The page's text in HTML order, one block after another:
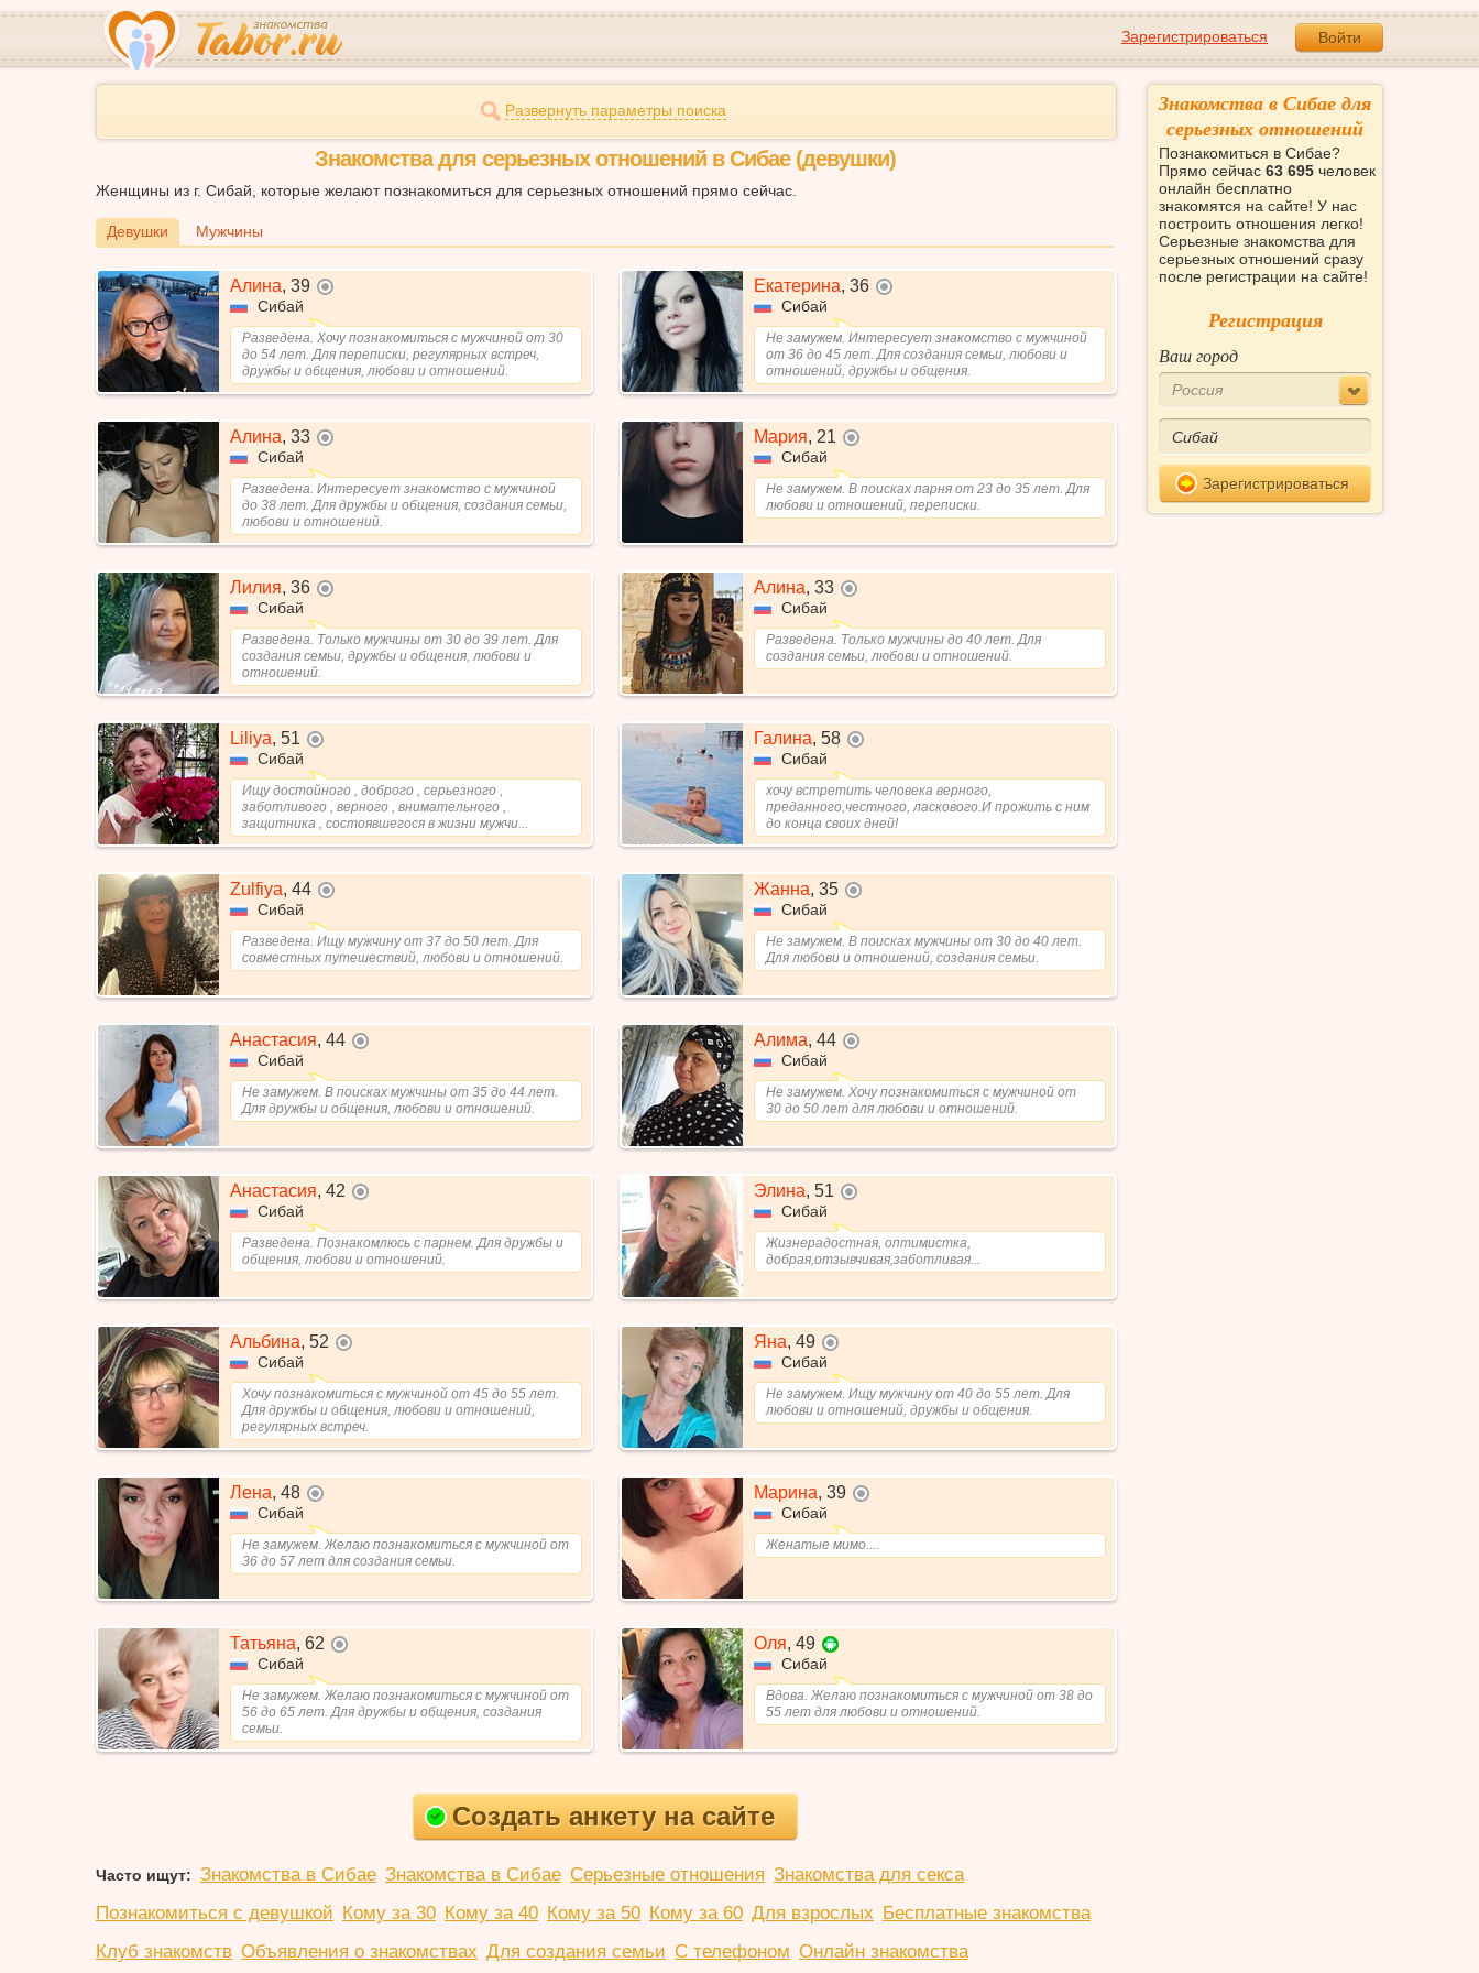
Зарегистрироваться Войти
Развернуть параметры поиска
Знакомства для серьезных отношений в Сибае (девушки)
Женщины из г. Сибай, которые желают познакомиться для серьезных отношений прямо сейчас.
Девушки Мужчины
Алина, 39
Сибай
Разведена. Хочу познакомиться с мужчиной от 30
до 54 лет. Для переписки, регулярных встреч,
дружбы и общения, любови и отношений.
Екатерина, 36
Сибай
Не замужем. Интересует знакомство с мужчиной
от 36 до 45 лет. Для создания семьи, любови и
отношений, дружбы и общения.
Алина, 33
Сибай
Разведена. Интересует знакомство с мужчиной
до 38 лет. Для дружбы и общения, создания семьи,
любови и отношений.
Мария, 21
Сибай
Не замужем. В поисках парня от 23 до 35 лет. Для
любови и отношений, переписки.
Лилия, 36
Сибай
Разведена. Только мужчины от 30 до 39 лет. Для
создания семьи, дружбы и общения, любови и
отношений.
Алина, 33
Сибай
Разведена. Только мужчины до 40 лет. Для
создания семьи, любови и отношений.
Liliya, 51
Сибай
Ищу достойного , доброго , серьезного ,
заботливого , верного , внимательного ,
защитника , состоявшегося в жизни мужчи...
Галина, 58
Сибай
хочу встретить человека верного,
преданного,честного, ласкового.И прожить с ним
до конца своих дней!
Zulfiya, 44
Сибай
Разведена. Ищу мужчину от 37 до 50 лет. Для
совместных путешествий, любови и отношений.
Жанна, 35
Сибай
Не замужем. В поисках мужчины от 30 до 40 лет.
Для любови и отношений, создания семьи.
Анастасия, 44
Сибай
Не замужем. В поисках мужчины от 35 до 44 лет.
Для дружбы и общения, любови и отношений.
Алима, 44
Сибай
Не замужем. Хочу познакомиться с мужчиной от
30 до 50 лет для любови и отношений.
Анастасия, 42
Сибай
Разведена. Познакомлюсь с парнем. Для дружбы и
общения, любови и отношений.
Элина, 51
Сибай
Жизнерадостная, оптимистка,
добрая,отзывчивая,заботливая...
Альбина, 52
Сибай
Хочу познакомиться с мужчиной от 45 до 55 лет.
Для дружбы и общения, любови и отношений,
регулярных встреч.
Яна, 49
Сибай
Не замужем. Ищу мужчину от 40 до 55 лет. Для
любови и отношений, дружбы и общения.
Лена, 48
Сибай
Не замужем. Желаю познакомиться с мужчиной от
36 до 57 лет для создания семьи.
Марина, 39
Сибай
Женатые мимо....
Татьяна, 62
Сибай
Не замужем. Желаю познакомиться с мужчиной от
56 до 65 лет. Для дружбы и общения, создания
семьи.
Оля, 49
Сибай
Вдова. Желаю познакомиться с мужчиной от 38 до
55 лет для любови и отношений.
Создать анкету на сайте
Часто ищут: Знакомства в Сибае Знакомства в Сибае Серьезные отношения Знакомства для секса
Познакомиться с девушкой Кому за 30 Кому за 40 Кому за 50 Кому за 60 Для взрослых Бесплатные знакомства
Клуб знакомств Объявления о знакомствах Для создания семьи С телефоном Онлайн знакомства
Знакомства в Сибае для
серьезных отношений
Познакомиться в Сибае?
Прямо сейчас 63 695 человек
онлайн бесплатно
знакомятся на сайте! У нас
построить отношения легко!
Серьезные знакомства для
серьезных отношений сразу
после регистрации на сайте!
Регистрация
Ваш город
Россия
Зарегистрироваться